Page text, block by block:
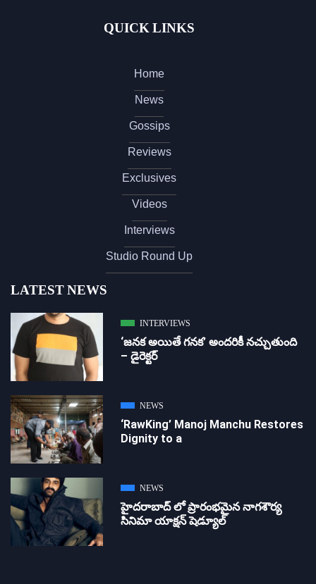
QUICK LINKS
Home
News
Gossips
Reviews
Exclusives
Videos
Interviews
Studio Round Up
LATEST NEWS
INTERVIEWS
‘జ‌న‌క అయితే గ‌న‌క‌’ అందరికీ నచ్చుతుంది
– డైరెక్ట‌ర్
NEWS
‘RawKing’ Manoj Manchu Restores
Dignity to a
NEWS
హైదరాబాద్ లో ప్రారంభమైన నాగశౌర్య
సినిమా యాక్షన్ షెడ్యూల్